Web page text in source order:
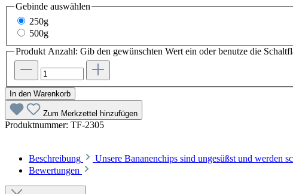
Gebinde auswählen
250g
500g
Produkt Anzahl: Gib den gewünschten Wert ein oder benutze die
In den Warenkorb
Zum Merkzettel hinzufügen
Produktnummer: TF-2305
Beschreibung Unsere Bananenchips sind ungesüßst und werden
Bewertungen